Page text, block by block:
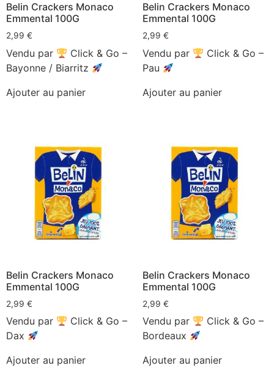
Belin Crackers Monaco
Emmental 100G
2,99 €
Vendu par
Click & Go –
Bayonne / Biarritz
Ajouter au panier
Belin Crackers Monaco
Emmental 100G
2,99 €
Vendu par
Click & Go –
Pau
Ajouter au panier
Belin Crackers Monaco
Emmental 100G
2,99 €
Vendu par
Click & Go –
Dax
Ajouter au panier
Belin Crackers Monaco
Emmental 100G
2,99 €
Vendu par
Click & Go –
Bordeaux
Ajouter au panier